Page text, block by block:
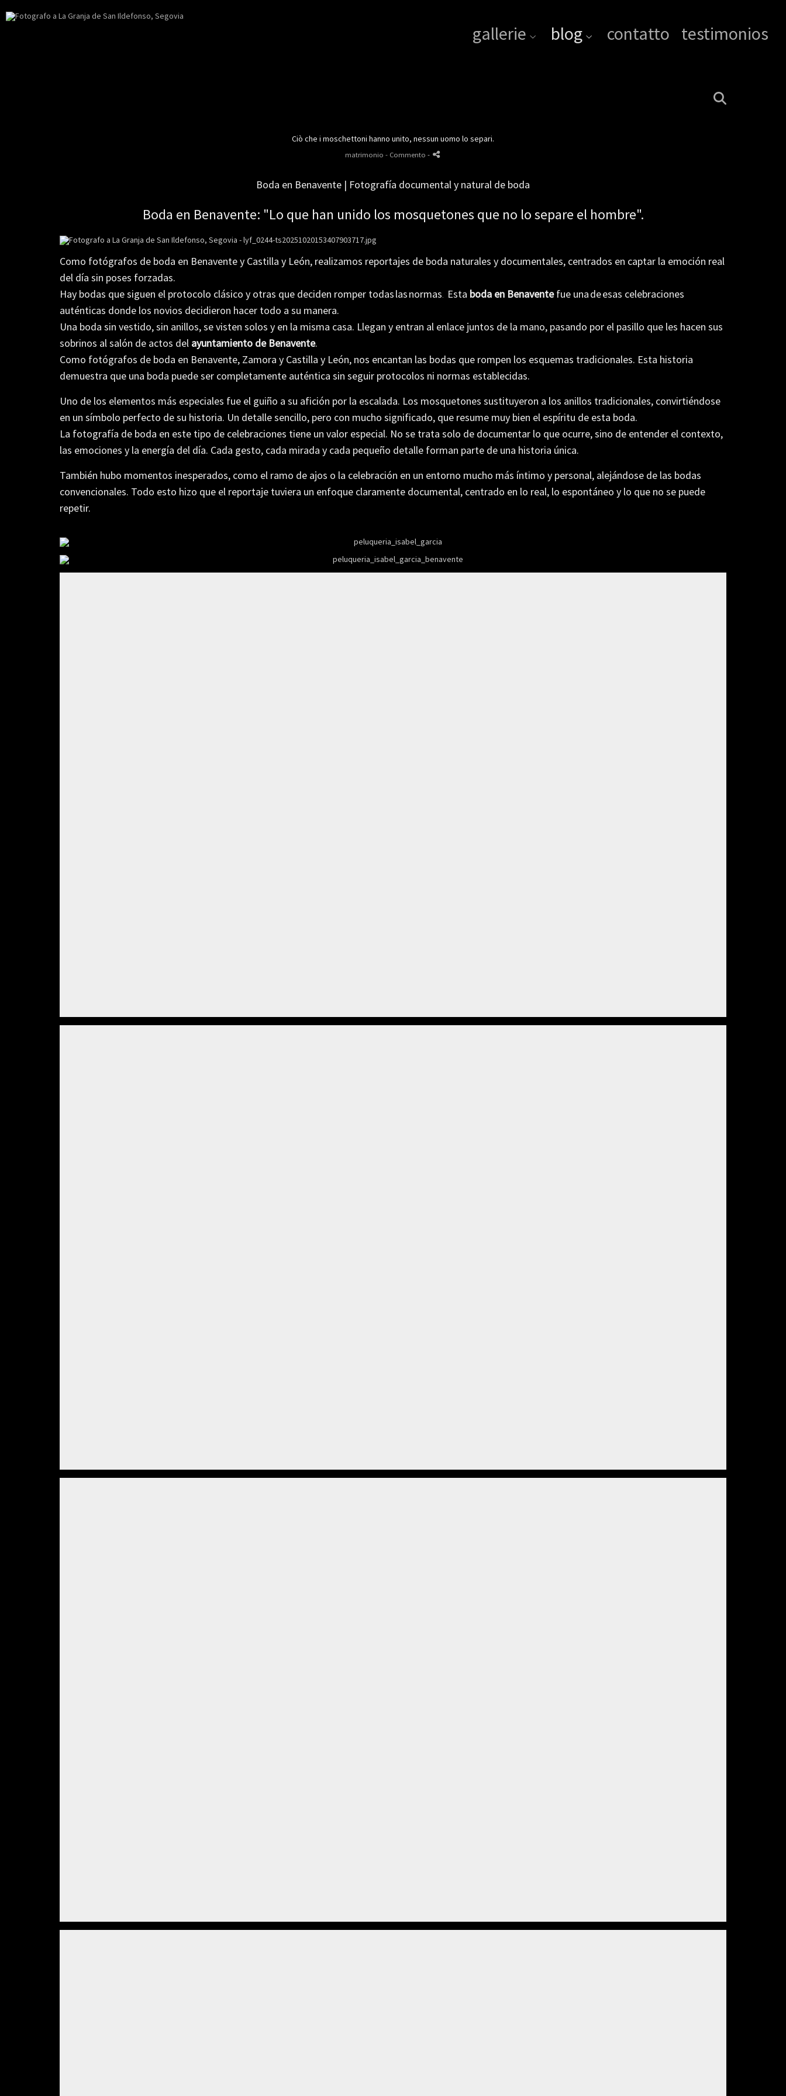
gallerie blog contatto testimonios
Ciò che i moschettoni hanno unito, nessun uomo lo separi.
matrimonio - Commento -
Boda en Benavente | Fotografía documental y natural de boda
Boda en Benavente: "Lo que han unido los mosquetones que no lo separe el hombre".
Como fotógrafos de boda en Benavente y Castilla y León, realizamos reportajes de boda naturales y documentales, centrados en captar la emoción real
del día sin poses forzadas.
Hay bodas quesiguen el protocolo clásico y otras que deciden romper todaslasnormas. Esta boda en Benaventefue unadeesas celebraciones
auténticas donde los novios decidieron hacer todo a su manera.
Una boda sin vestido, sin anillos, se visten solos y en la misma casa. Llegan y entran al enlace juntos de la mano, pasando por el pasillo que les hacen sus
sobrinos al salón de actos del ayuntamiento de Benavente.
Como fotógrafos de boda en Benavente, Zamora y Castilla y León, nos encantan las bodas que rompen los esquemas tradicionales. Esta historia
demuestra que una boda puede ser completamente auténtica sin seguir protocolos ni normas establecidas.
Uno de los elementos más especiales fue el guiño a su afición por la escalada. Los mosquetones sustituyeron a los anillos tradicionales, convirtiéndose
en un símbolo perfecto de su historia. Un detalle sencillo, pero con mucho significado, que resume muy bien el espíritu de esta boda.
La fotografía de boda en este tipo de celebraciones tiene un valor especial. No se trata solo de documentar lo que ocurre, sino de entender el contexto,
las emociones y la energía del día. Cada gesto, cada mirada y cada pequeño detalle forman parte de una historia única.
También hubo momentos inesperados, como el ramo de ajos o la celebración en un entorno mucho más íntimo y personal, alejándose de las bodas
convencionales. Todo esto hizo que el reportaje tuviera un enfoque claramente documental, centrado en lo real, lo espontáneo y lo que no se puede
repetir.